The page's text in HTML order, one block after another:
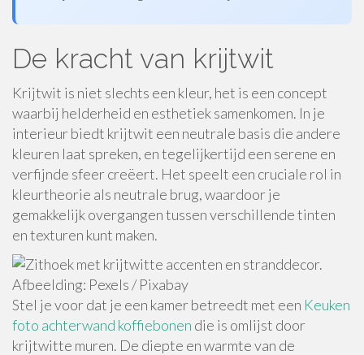
De kracht van krijtwit
Krijtwit is niet slechts een kleur, het is een concept
waarbij helderheid en esthetiek samenkomen. In je
interieur biedt krijtwit een neutrale basis die andere
kleuren laat spreken, en tegelijkertijd een serene en
verfijnde sfeer creëert. Het speelt een cruciale rol in
kleurtheorie als neutrale brug, waardoor je
gemakkelijk overgangen tussen verschillende tinten
en texturen kunt maken.
Afbeelding: Pexels / Pixabay
Stel je voor dat je een kamer betreedt met een Keuken
foto achterwand koffiebonen die is omlijst door
krijtwitte muren. De diepte en warmte van de